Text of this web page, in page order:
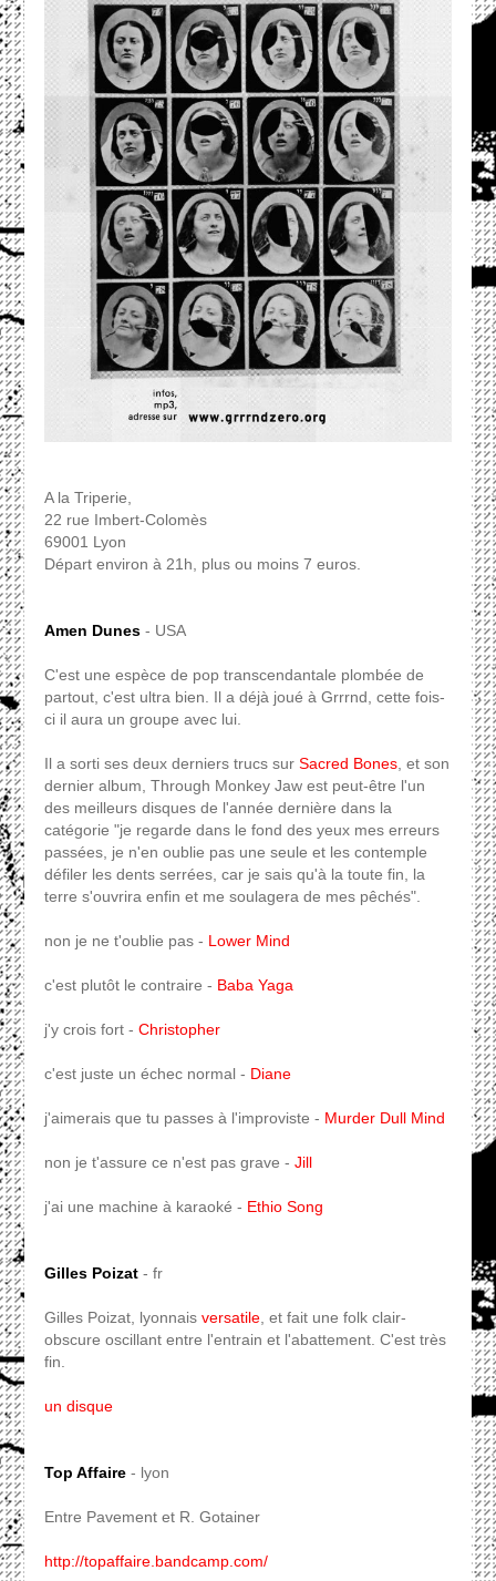
A la Triperie,
22 rue Imbert-Colomès
69001 Lyon
Départ environ à 21h, plus ou moins 7 euros.
Amen Dunes- USA
C'est une espèce de pop transcendantale plombée de
partout, c'est ultra bien. Il a déjà joué à Grrrnd, cette fois-
ci il aura un groupe avec lui.
Il a sorti ses deux derniers trucs sur Sacred Bones, et son
dernier album, Through Monkey Jaw est peut-être l'un
des meilleurs disques de l'année dernière dans la
catégorie "je regarde dans le fond des yeux mes erreurs
passées, je n'en oublie pas une seule et les contemple
défiler les dents serrées, car je sais qu'à la toute fin, la
terre s'ouvrira enfin et me soulagera de mes pêchés".
non je ne t'oublie pas - Lower Mind
c'est plutôt le contraire - Baba Yaga
j'y crois fort - Christopher
c'est juste un échec normal - Diane
j'aimerais que tu passes à l'improviste - Murder Dull Mind
non je t'assure ce n'est pas grave - Jill
j'ai une machine à karaoké - Ethio Song
Gilles Poizat- fr
Gilles Poizat, lyonnais versatile, et fait une folk clair-
obscure oscillant entre l'entrain et l'abattement. C'est très
fin.
un disque
Top Affaire- lyon
Entre Pavement et R. Gotainer
http://topaffaire.bandcamp.com/